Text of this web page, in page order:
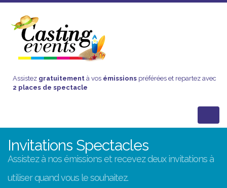
Assistez gratuitement à vos émissions préférées et repartez avec
2 places de spectacle
Invitations Spectacles
Assistez à nos émissions et recevez deux invitations à
utiliser quand vous le souhaitez.